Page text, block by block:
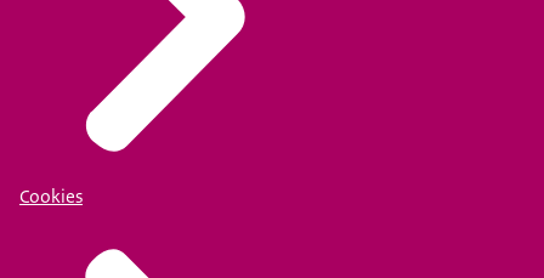
Cookies